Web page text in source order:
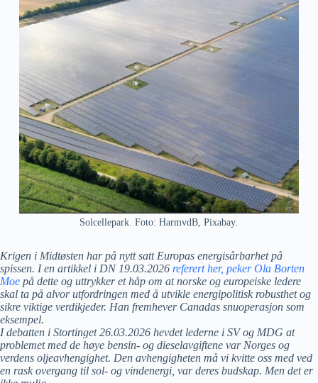
Solcellepark. Foto: HarmvdB, Pixabay.
Krigen i Midtøsten har på nytt satt Europas energisårbarhet på
spissen. I en artikkel i DN 19.03.2026 referert her, peker Ola Borten
Moe på dette og uttrykker et håp om at norske og europeiske ledere
skal ta på alvor utfordringen med å utvikle energipolitisk robusthet og
sikre viktige verdikjeder. Han fremhever Canadas snuoperasjon som
eksempel.
I debatten i Stortinget 26.03.2026 hevdet lederne i SV og MDG at
problemet med de høye bensin- og dieselavgiftene var Norges og
verdens oljeavhengighet. Den avhengigheten må vi kvitte oss med ved
en rask overgang til sol- og vindenergi, var deres budskap. Men det er